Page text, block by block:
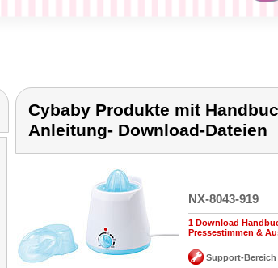
Cybaby Produkte mit
Anleitung- Download-Dateien
NX-8043-919
1 Download
Pressestimmen &
Support-Bereich